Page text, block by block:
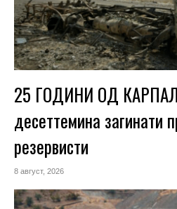
25 ГОДИНИ ОД
десеттемина загинати
резервисти
8 август, 2026